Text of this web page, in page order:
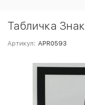
Табличка
Артикул: APR0593